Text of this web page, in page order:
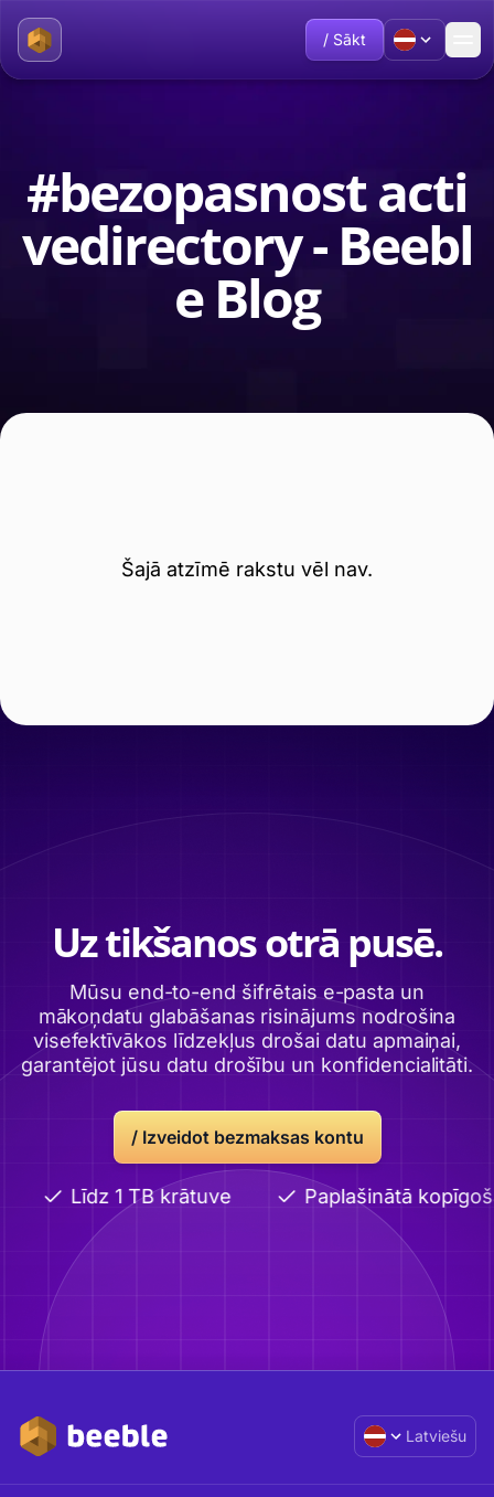
/ Sākt
#bezopasnost acti
vedirectory - Beebl
e Blog
Šajā atzīmē rakstu vēl nav.
Uz tikšanos otrā pusē.
Mūsu end-to-end šifrētais e-pasta un
mākoņdatu glabāšanas risinājums nodrošina
visefektīvākos līdzekļus drošai datu apmaiņai,
garantējot jūsu datu drošību un konfidencialitāti.
/ Izveidot bezmaksas kontu
Līdz 1 TB krātuve Paplašinātā
Latviešu